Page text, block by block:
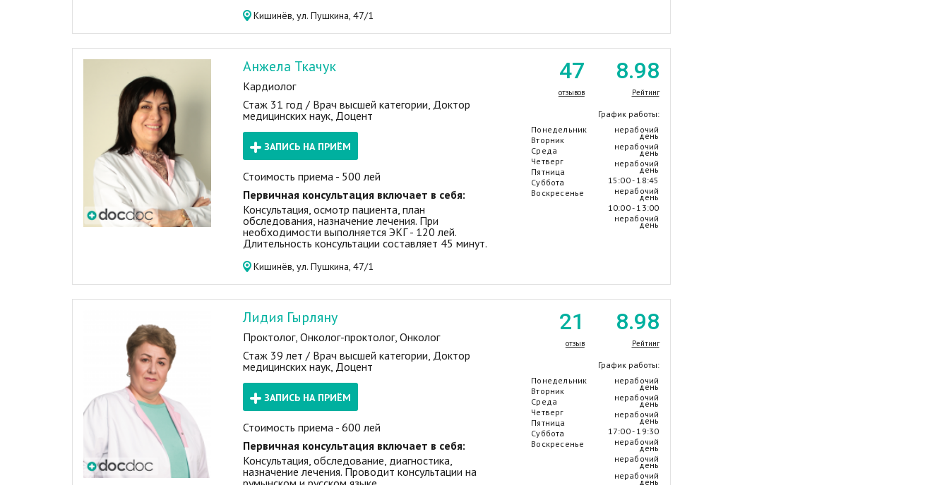
Кишинёв, ул. Пушкина, 47/1
Анжела Ткачук
Кардиолог
Стаж 31 год / Врач высшей категории, Доктор
медицинских наук, Доцент
ЗАПИСЬ НА ПРИЁМ
Стоимость приема - 500 лей
Первичная консультация включает в себя:
Консультация, осмотр пациента, план
обследования, назначение лечения. При
необходимости выполняется ЭКГ - 120 лей.
Длительность консультации составляет 45 минут.
Кишинёв, ул. Пушкина, 47/1
47
отзывов
8.98
Рейтинг
График работы:
Понедельник
Вторник
Среда
Четверг
Пятница
Суббота
Воскресенье
нерабочий
день
нерабочий
день
нерабочий
день
15:00 - 18:45
нерабочий
день
10:00 - 13:00
нерабочий
день
Лидия Гырляну
Проктолог, Онколог-проктолог, Онколог
Стаж 39 лет / Врач высшей категории, Доктор
медицинских наук, Доцент
ЗАПИСЬ НА ПРИЁМ
Стоимость приема - 600 лей
Первичная консультация включает в себя:
Консультация, обследование, диагностика,
назначение лечения. Проводит консультации на
21
отзыв
8.98
Рейтинг
График работы:
Понедельник
Вторник
Среда
Четверг
Пятница
Суббота
Воскресенье
нерабочий
день
нерабочий
день
нерабочий
день
17:00 - 19:30
нерабочий
день
нерабочий
день
нерабочий
день